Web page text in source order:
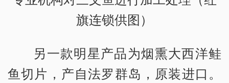
旗连锁供图）
另一款明星产品为烟熏大西洋鲑
鱼切片，产自法罗群岛，原装进口。